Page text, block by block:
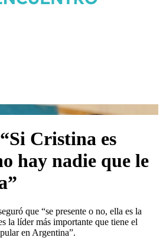
Cristina es
hay nadie que le
que “se presente o no, ella es la
la líder más importante que tiene el
en Argentina”.